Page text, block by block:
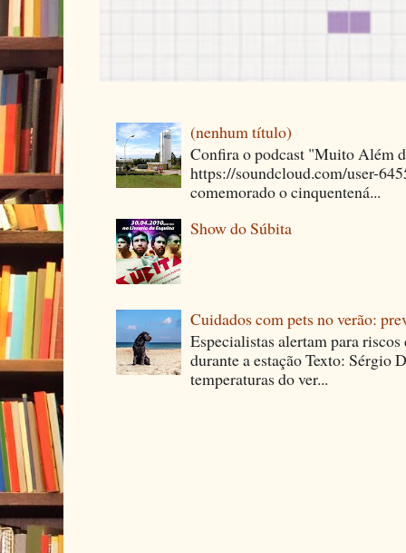
(nenhum título)
Confira o podcast "Muito Além
https://soundcloud.com/user-
comemorado o cinquentená...
Show do Súbita
Cuidados com pets no verão:
Especialistas alertam para
durante a estação Texto: Sérgio
temperaturas do ver...